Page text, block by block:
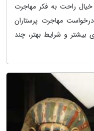
خیال راحت به فکر مهاجرت
مهاجرت پرستاران
بیشتر و شرایط بهتر، چند